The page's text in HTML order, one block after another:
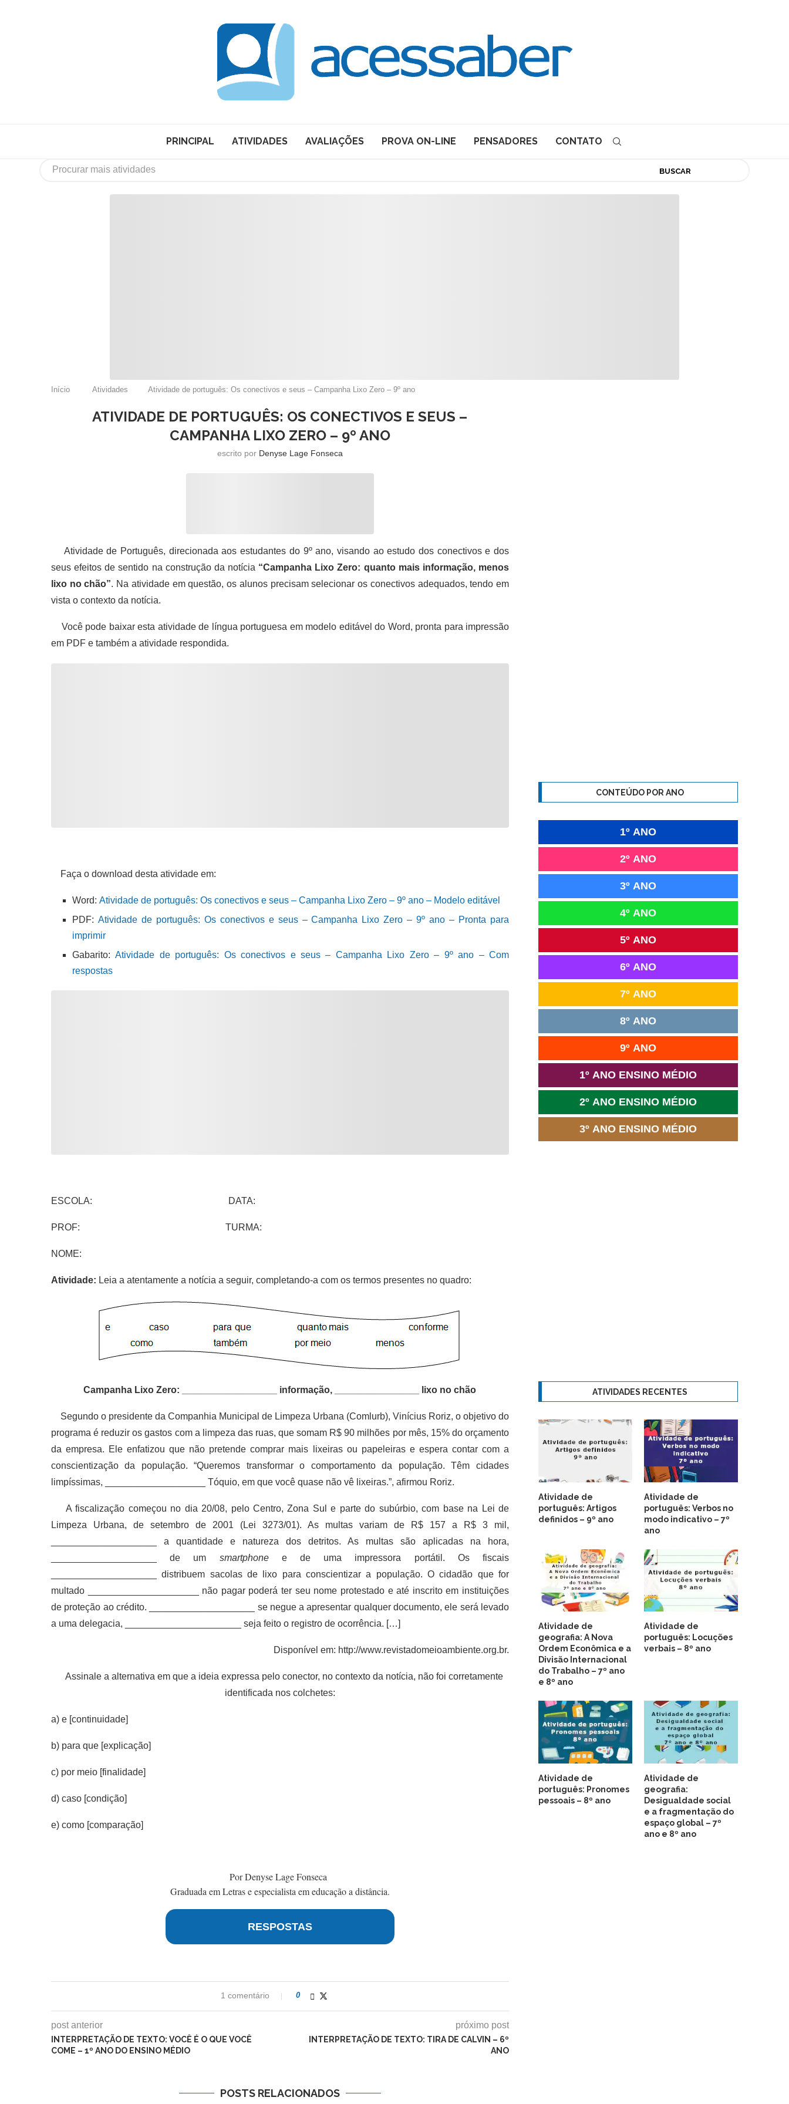
PRINCIPAL ATIVIDADES AVALIAÇÕES PROVA ON-LINE PENSADORES CONTATO
BUSCAR
Início Atividades Atividade de português: Os conectivos e seus – Campanha Lixo Zero – 9º ano
ATIVIDADE DE PORTUGUÊS: OS CONECTIVOS E SEUS –
CAMPANHA LIXO ZERO – 9º ANO
escrito por Denyse Lage Fonseca
Atividade de Português, direcionada aos estudantes do 9º ano, visando ao estudo dos conectivos e dos
seus efeitos de sentido na construção da notícia “Campanha Lixo Zero: quanto mais informação, menos
lixo no chão”. Na atividade em questão, os alunos precisam selecionar os conectivos adequados, tendo em
vista o contexto da notícia.
Você pode baixar esta atividade de língua portuguesa em modelo editável do Word, pronta para impressão
em PDF e também a atividade respondida.
Faça o download desta atividade em:
Word: Atividade de português: Os conectivos e seus – Campanha Lixo Zero – 9º ano – Modelo editável
PDF: Atividade de português: Os conectivos e seus – Campanha Lixo Zero – 9º ano – Pronta para
imprimir
Gabarito:Atividade de português: Os conectivos e seus – Campanha Lixo Zero – 9º ano – Com
respostas
ESCOLA: DATA:
PROF: TURMA:
NOME:
Atividade: Leia a atentamente a notícia a seguir, completando-a com os termos presentes no quadro:
Campanha Lixo Zero: __________________ informação, ________________ lixo no chão
Segundo o presidente da Companhia Municipal de Limpeza Urbana (Comlurb), Vinícius Roriz, o objetivo do
programa é reduzir os gastos com a limpeza das ruas, que somam R$ 90 milhões por mês, 15% do orçamento
da empresa. Ele enfatizou que não pretende comprar mais lixeiras ou papeleiras e espera contar com a
conscientização da população. “Queremos transformar o comportamento da população. Têm cidades
limpíssimas, ___________________ Tóquio, em que você quase não vê lixeiras.”, afirmou Roriz.
A fiscalização começou no dia 20/08, pelo Centro, Zona Sul e parte do subúrbio, com base na Lei de
Limpeza Urbana, de setembro de 2001 (Lei 3273/01). As multas variam de R$ 157 a R$ 3 mil,
____________________ a quantidade e natureza dos detritos. As multas são aplicadas na hora,
____________________ de um smartphone e de uma impressora portátil. Os fiscais
____________________ distribuem sacolas de lixo para conscientizar a população. O cidadão que for
multado _____________________ não pagar poderá ter seu nome protestado e até inscrito em instituições
de proteção ao crédito. ____________________ se negue a apresentar qualquer documento, ele será levado
a uma delegacia, ______________________ seja feito o registro de ocorrência. […]
Disponível em: http://www.revistadomeioambiente.org.br.
Assinale a alternativa em que a ideia expressa pelo conector, no contexto da notícia, não foi corretamente
identificada nos colchetes:
a) e [continuidade]
b) para que [explicação]
c) por meio [finalidade]
d) caso [condição]
e) como [comparação]
Por Denyse Lage Fonseca
Graduada em Letras e especialista em educação a distância.
RESPOSTAS
1 comentário 0
post anterior
INTERPRETAÇÃO DE TEXTO: VOCÊ É O QUE VOCÊ
COME – 1º ANO DO ENSINO MÉDIO
próximo post
INTERPRETAÇÃO DE TEXTO: TIRA DE CALVIN – 6º
ANO
POSTS RELACIONADOS
CONTEÚDO POR ANO
1º ANO
2º ANO
3º ANO
4º ANO
5º ANO
6º ANO
7º ANO
8º ANO
9º ANO
1º ANO ENSINO MÉDIO
2º ANO ENSINO MÉDIO
3º ANO ENSINO MÉDIO
ATIVIDADES RECENTES
Atividade de
português: Artigos
definidos – 9º ano
Atividade de
português: Verbos no
modo indicativo – 7º
ano
Atividade de
geografia: A Nova
Ordem Econômica e a
Divisão Internacional
do Trabalho – 7º ano
e 8º ano
Atividade de
português: Locuções
verbais – 8º ano
Atividade de
português: Pronomes
pessoais – 8º ano
Atividade de
geografia:
Desigualdade social
e a fragmentação do
espaço global – 7º
ano e 8º ano